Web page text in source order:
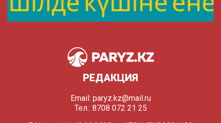
РЕДАКЦИЯ
Email: paryz.kz@mail.ru
Тел.: 8708 072 21 25